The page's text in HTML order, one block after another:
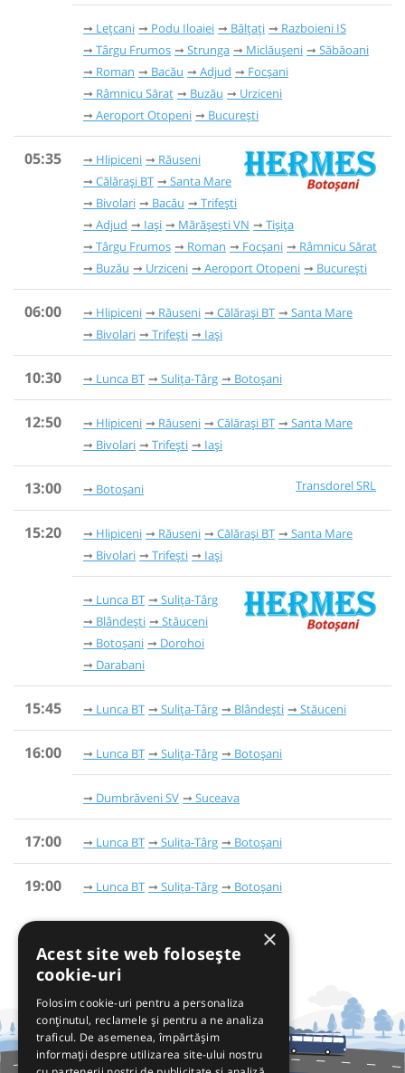
Lețcani Podu Iloaiei Bălțați
Razboieni IS
Târgu Frumos
Strunga Miclăușeni
Săbăoani
Roman
Bacău Adjud
Focșani
Râmnicu Sărat
Buzău
Urziceni
Aeroport Otopeni
București
05:35 Hlipiceni
Răuseni
Călărași BT
Santa Mare
Bivolari
Bacău
Trifești
Adjud
Iași Mărășești VN
Tișița
Târgu Frumos
Roman Focșani
Râmnicu Sărat
Buzău
Urziceni Aeroport Otopeni București
06:00 Hlipiceni Răuseni Călărași BT
Santa Mare
Bivolari
Trifești Iași
10:30 Lunca BT Sulița-Târg Botoșani
12:50 Hlipiceni Răuseni Călărași BT
Santa Mare
Bivolari
Trifești Iași
13:00 Transdorel SRL
Botoșani
15:20 Hlipiceni Răuseni Călărași BT
Santa Mare
Bivolari
Trifești Iași
Lunca BT
Sulița-Târg
Blândești
Stăuceni
Botoșani
Dorohoi
Darabani
15:45 Lunca BT Sulița-Târg Blândești Stăuceni
16:00 Lunca BT Sulița-Târg Botoșani
Dumbrăveni SV Suceava
17:00 Lunca BT Sulița-Târg Botoșani
19:00 Lunca BT Sulița-Târg Botoșani
×
Acest site web folosește
cookie-uri
Folosim cookie-uri pentru a personaliza
conținutul, reclamele și pentru a ne analiza
traficul. De asemenea, împărtășim
informații despre utilizarea site-ului nostru